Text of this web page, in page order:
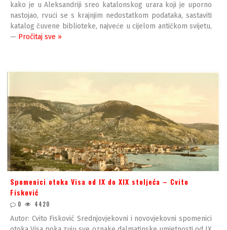
kako je u Aleksandriji sreo katalonskog urara koji je uporno
nastojao, rvući se s krajnjim nedostatkom podataka, sastaviti
katalog čuvene biblioteke, najveće u cijelom antičkom svijetu,
— Pročitaj sve »
Spomenici otoka Visa od IX do XIX stoljeća – Cvito
Fisković
0 4420
Autor: Cvito Fisković Srednjovjekovni i novovjekovni spomenici